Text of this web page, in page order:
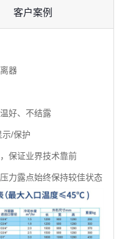
客户案例
器
好、不结露
/保护
保证业界技术靠前
力露点始终保持较佳状态